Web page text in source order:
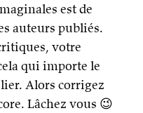
est de
auteurs publiés.
votre
qui importe le
Alors corrigez
Lâchez vous 😉